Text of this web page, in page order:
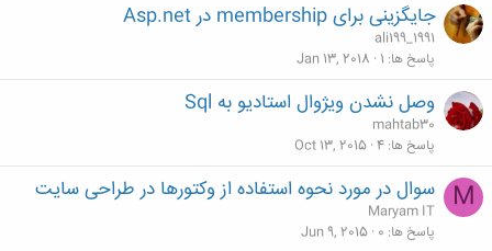
جایگزینی برای membership در Asp.net
ali199_1991
پاسخ ها 1
Jan 13, 2018
وصل نشدن ویژوال استادیو به Sql
mahtab30
پاسخ ها 4
Oct 13, 2015
M سوال در مورد نحوه استفاده از وکتورها در طراحی سایت
Maryam IT
پاسخ ها 0
Jun 9, 2015